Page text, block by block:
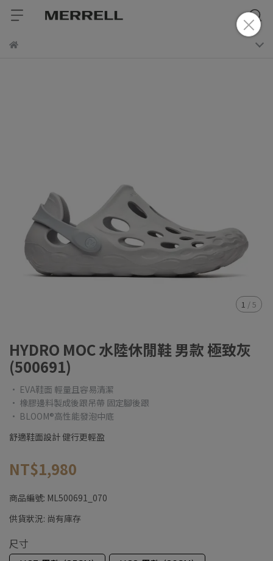
1 /5
HYDRO MOC 水陸休閒鞋 男款 極致灰
(500691)
• EVA鞋面 輕量且容易清潔
• 橡膠邊料製成後跟吊帶 固定腳後跟
• BLOOM®高性能發泡中底
舒適鞋面設計 健行更輕盈
NT$1,980
商品編號: ML500691_070
供貨狀況: 尚有庫存
尺寸